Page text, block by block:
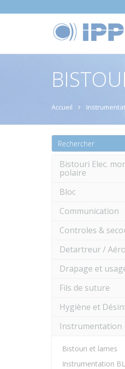
Accueil
Bistouri Elec.
polaire
Bloc
Communication
Controles &
Detartreur /
Drapage et
Fils de suture
Hygiène et
Instrumentation
Bistouri et lames
Instrumentation